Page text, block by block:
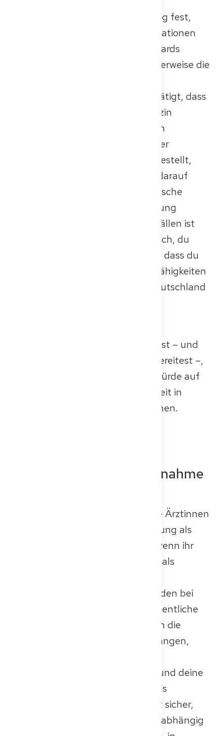
Stellt die Gleichwertigkeitsprüfung fest,
dass deine medizinischen Qualifikationen
vollständig den deutschen Standards
entsprechen, erhältst du möglicherweise die
Anerkennungsbescheid, der bestätigt, dass
du ohne weitere Prüfungen Medizin
praktizieren darfst. Werden jedoch
wesentliche Unterschiede in deiner
Ausbildung oder Erfahrung festgestellt,
wird der Anerkennungsbescheid darauf
hinweisen, dass du deine medizinische
Expertise durch die Kenntnisprüfung
nachweisen musst. In manchen Fällen ist
eine teilweise Anerkennung möglich, du
musst aber dennoch nachweisen, dass du
die notwendigen medizinischen Fähigkeiten
besitzt, um die Approbation in Deutschland
Gleichwertigkeitsprüfung verstehst – und
deine Dokumente sorgfältig vorbereitest –,
kann dir das helfen, diese erste Hürde auf
deinem Weg zur ärztlichen Tätigkeit in
Deutschland reibungslos zu nehmen.
gängige Ausgleichsmaßnahme
Für viele im Ausland ausgebildete Ärztinnen
und Ärzte dient die Kenntnisprüfung als
formelle Ausgleichsmaßnahme, wenn ihr
Medizinstudium nicht vollständig als
Qualifikation anerkannt wird. Werden bei
der Gleichwertigkeitsprüfung wesentliche
Unterschiede festgestellt, können die
deutschen Behörden von dir verlangen,
nachzuweisen, dass dein Wissen und deine
Fähigkeiten den lokalen Standards
entsprechen. Dieser Prozess stellt sicher,
dass alle Ärztinnen und Ärzte, unabhängig